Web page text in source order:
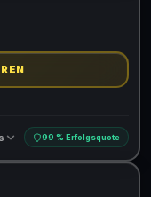
99 % Erfolgsquote